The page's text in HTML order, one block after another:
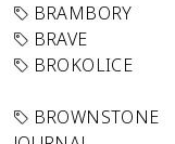
BRAMBORY
BRAVE
BROKOLICE
BROWNSTONE